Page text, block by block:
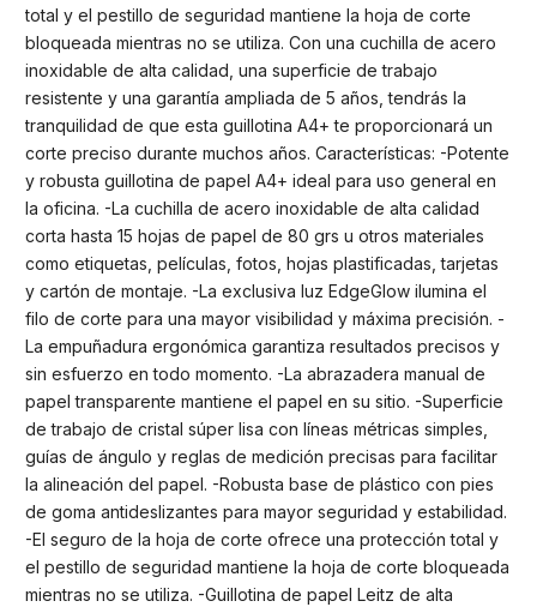
total y el pestillo de seguridad mantiene la hoja de corte
bloqueada mientras no se utiliza. Con una cuchilla de acero
inoxidable de alta calidad, una superficie de trabajo
resistente y una garantía ampliada de 5 años, tendrás la
tranquilidad de que esta guillotina A4+ te proporcionará un
corte preciso durante muchos años. Características: -Potente
y robusta guillotina de papel A4+ ideal para uso general en
la oficina. -La cuchilla de acero inoxidable de alta calidad
corta hasta 15 hojas de papel de 80 grs u otros materiales
como etiquetas, películas, fotos, hojas plastificadas, tarjetas
y cartón de montaje. -La exclusiva luz EdgeGlow ilumina el
filo de corte para una mayor visibilidad y máxima precisión. -
La empuñadura ergonómica garantiza resultados precisos y
sin esfuerzo en todo momento. -La abrazadera manual de
papel transparente mantiene el papel en su sitio. -Superficie
de trabajo de cristal súper lisa con líneas métricas simples,
guías de ángulo y reglas de medición precisas para facilitar
la alineación del papel. -Robusta base de plástico con pies
de goma antideslizantes para mayor seguridad y estabilidad.
-El seguro de la hoja de corte ofrece una protección total y
el pestillo de seguridad mantiene la hoja de corte bloqueada
mientras no se utiliza. -Guillotina de papel Leitz de alta